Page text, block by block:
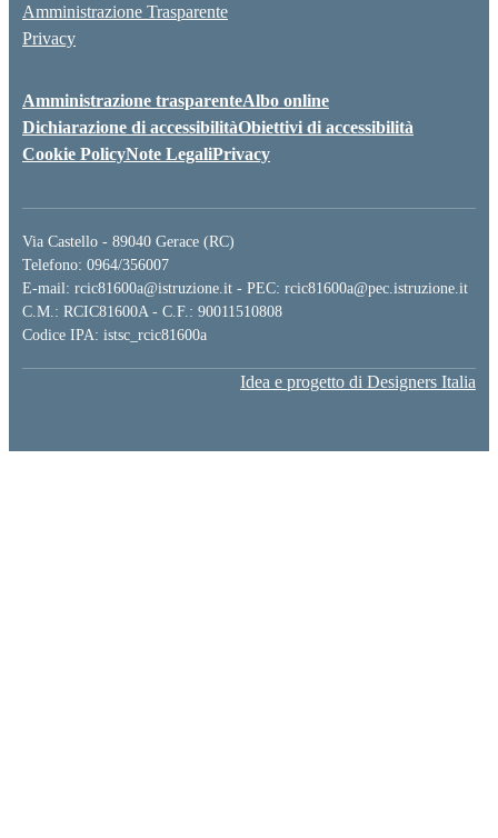
Amministrazione Trasparente
Privacy
Amministrazione trasparenteAlbo online
Dichiarazione di accessibilitàObiettivi di accessibilità
Cookie PolicyNote LegaliPrivacy
Via Castello - 89040 Gerace (RC)
Telefono: 0964/356007
E-mail: rcic81600a@istruzione.it - PEC: rcic81600a@pec.istruzione.it
C.M.: RCIC81600A - C.F.: 90011510808
Codice IPA: istsc_rcic81600a
Idea e progetto di Designers Italia